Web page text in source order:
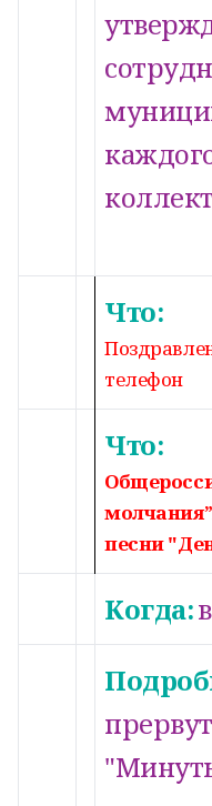
Что:
телефон
Что:
молчания
песни
Когда: